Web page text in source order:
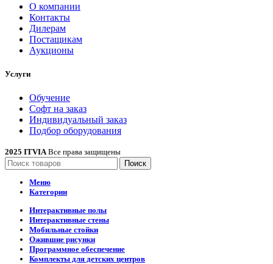
О компании
Контакты
Дилерам
Постащикам
Аукционы
Услуги
Обучение
Софт на заказ
Индивидуальный заказ
Подбор оборудования
2025 ITVIA Все права защищены
Поиск
Меню
Категории
Интерактивные полы
Интерактивные стены
Мобильные стойки
Ожившие рисунки
Программное обеспечение
Комплекты для детских центров